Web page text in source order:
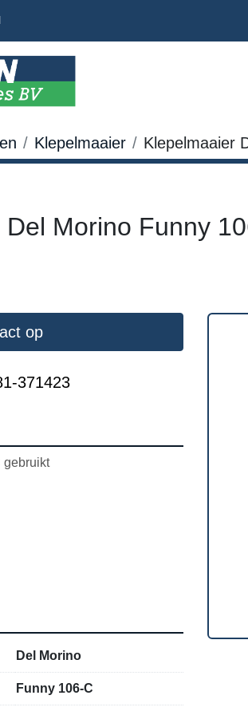
Klepelmaaier Klepelmaaier
Morino Funny
op
371423
gebruikt
Del Morino
Funny 106-C